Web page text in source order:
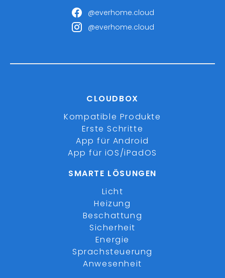
@everhome.cloud
@everhome.cloud
CLOUDBOX
Kompatible Produkte
Erste Schritte
App für Android
App für iOS/iPadOS
SMARTE LÖSUNGEN
Licht
Heizung
Beschattung
Sicherheit
Energie
Sprachsteuerung
Anwesenheit